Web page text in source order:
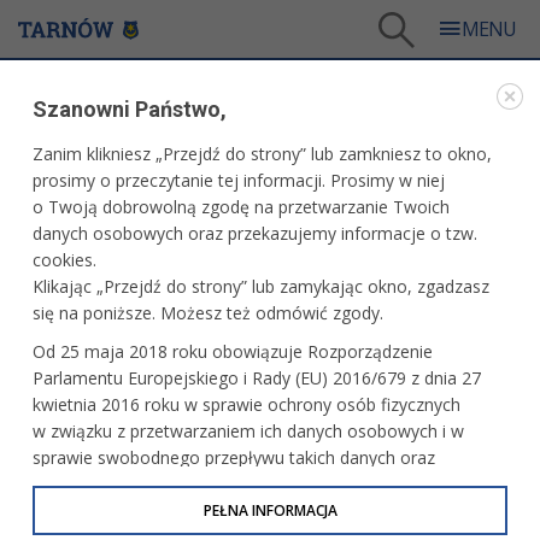
GALERIA - MIASTO 2016
XX Ogólnopolski Festiwal Komedii Talia -
dzień drugi
Jubileusz 10 - lecia Warsztatów Terapii
Zajęciowej
Tarnowski Dzień Seniora
Szanowni Państwo,
Zanim klikniesz „Przejdź do strony” lub zamkniesz to okno,
prosimy o przeczytanie tej informacji. Prosimy w niej
o Twoją dobrowolną zgodę na przetwarzanie Twoich
danych osobowych oraz przekazujemy informacje o tzw.
cookies.
Klikając „Przejdź do strony” lub zamykając okno, zgadzasz
się na poniższe. Możesz też odmówić zgody.
Od 25 maja 2018 roku obowiązuje Rozporządzenie
Parlamentu Europejskiego i Rady (EU) 2016/679 z dnia 27
kwietnia 2016 roku w sprawie ochrony osób fizycznych
w związku z przetwarzaniem ich danych osobowych i w
sprawie swobodnego przepływu takich danych oraz
uchylenia dyrektywy 95/46/WE (określane jako RODO, GDPR
lub Ogólne Rozporządzenie o Ochronie Danych
PEŁNA INFORMACJA